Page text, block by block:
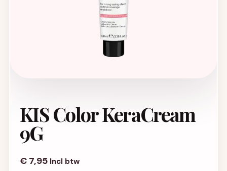
KIS Color KeraCream
9G
€ 7,95 Incl btw